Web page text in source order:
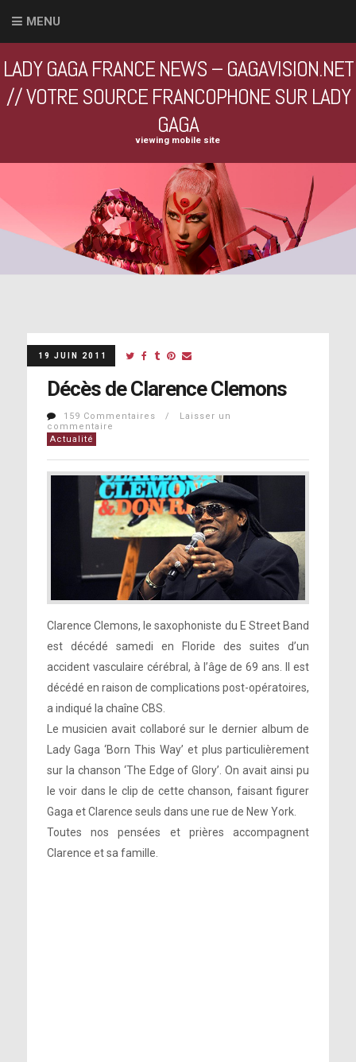
MENU
LADY GAGA FRANCE NEWS – GAGAVISION.NET
// VOTRE SOURCE FRANCOPHONE SUR LADY
GAGA
viewing mobile site
19 JUIN 2011
Décès de Clarence Clemons
159 Commentaires / Laisser un
commentaire
Actualité
Clarence Clemons, le saxophoniste du E Street Band
est décédé samedi en Floride des suites d’un
accident vasculaire cérébral, à l’âge de 69 ans. Il est
décédé en raison de complications post-opératoires,
a indiqué la chaîne CBS.
Le musicien avait collaboré sur le dernier album de
Lady Gaga ‘Born This Way’ et plus particulièrement
sur la chanson ‘The Edge of Glory’. On avait ainsi pu
le voir dans le clip de cette chanson, faisant figurer
Gaga et Clarence seuls dans une rue de New York.
Toutes nos pensées et prières accompagnent
Clarence et sa famille.